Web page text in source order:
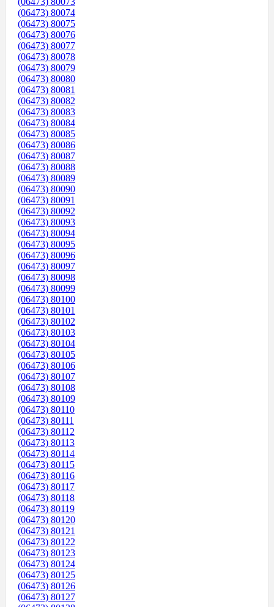
(06473) 80074
(06473) 80075
(06473) 80076
(06473) 80077
(06473) 80078
(06473) 80079
(06473) 80080
(06473) 80081
(06473) 80082
(06473) 80083
(06473) 80084
(06473) 80085
(06473) 80086
(06473) 80087
(06473) 80088
(06473) 80089
(06473) 80090
(06473) 80091
(06473) 80092
(06473) 80093
(06473) 80094
(06473) 80095
(06473) 80096
(06473) 80097
(06473) 80098
(06473) 80099
(06473) 80100
(06473) 80101
(06473) 80102
(06473) 80103
(06473) 80104
(06473) 80105
(06473) 80106
(06473) 80107
(06473) 80108
(06473) 80109
(06473) 80110
(06473) 80111
(06473) 80112
(06473) 80113
(06473) 80114
(06473) 80115
(06473) 80116
(06473) 80117
(06473) 80118
(06473) 80119
(06473) 80120
(06473) 80121
(06473) 80122
(06473) 80123
(06473) 80124
(06473) 80125
(06473) 80126
(06473) 80127